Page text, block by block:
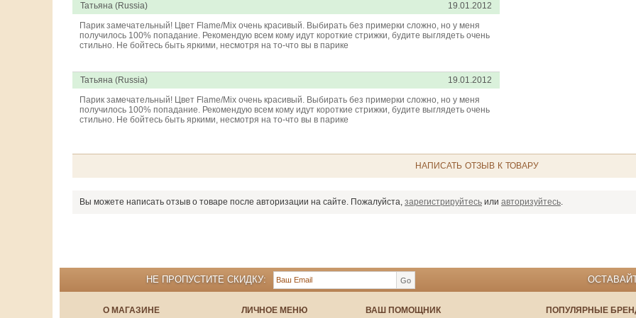
Татьяна (Russia)
19.01.2012
Парик замечательный! Цвет Flame/Mix очень красивый. Выбирать без примерки сложно, но у меня
получилось 100% попадание. Рекомендую всем кому идут короткие стрижки, будите выглядеть очень
стильно. Не бойтесь быть яркими, несмотря на то-что вы в парике
Татьяна (Russia)
19.01.2012
Парик замечательный! Цвет Flame/Mix очень красивый. Выбирать без примерки сложно, но у меня
получилось 100% попадание. Рекомендую всем кому идут короткие стрижки, будите выглядеть очень
стильно. Не бойтесь быть яркими, несмотря на то-что вы в парике
НАПИСАТЬ ОТЗЫВ К ТОВАРУ
Вы можете написать отзыв о товаре после авторизации на сайте. Пожалуйста, зарегистрируйтесь или авторизуйтесь.
НЕ ПРОПУСТИТЕ СКИДКУ: Go
О МАГАЗИНЕ ЛИЧНОЕ МЕНЮ ВАШ ПОМОЩНИК ПОПУЛЯРНЫЕ